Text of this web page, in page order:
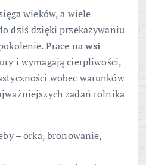
wieków, a wiele
dziś dzięki przekazywaniu
Prace nawsi
i wymagają cierpliwości,
wobec warunków
zadań rolnika
– orka, bronowanie,